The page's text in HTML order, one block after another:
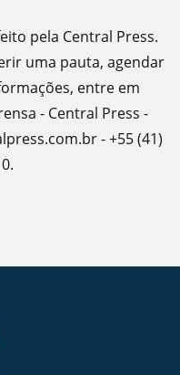
pela Central Press.
uma pauta, agendar
entre em
- Central Press -
- +55 (41)